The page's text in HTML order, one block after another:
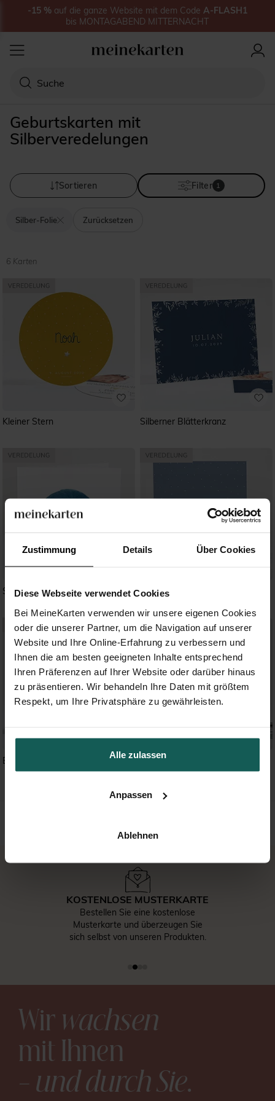
Zustimmung Details Über Cookies
Diese Webseite verwendet Cookies
Bei MeineKarten verwenden wir unsere eigenen Cookies
oder die unserer Partner, um die Navigation auf unserer
Website und Ihre Online-Erfahrung zu verbessern und
Ihnen die am besten geeigneten Inhalte entsprechend
Ihren Präferenzen auf Ihrer Website oder darüber hinaus
zu präsentieren. Wir behandeln Ihre Daten mit größtem
Respekt, um Ihre Privatsphäre zu gewährleisten.
Alle zulassen
Anpassen
Ablehnen
Geburtskarten mit
Silberveredelungen
Sortieren Filter 1
Silber-Folie Zurücksetzen
6 Karten
Kleiner Stern Silberner Blätterkranz
Silber und Aquarell Silberstern
Edel & schlicht Polaroid Graugrün
KOSTENLOSE MUSTERKARTE
Bestellen Sie eine kostenlose
Musterkarte und überzeugen Sie
sich selbst von unseren Produkten.
Wirwachsen
mit Ihnen
– und durch Sie.
-15 % auf die ganze Website mit dem Code A-FLASH1
bis MONTAGABEND MITTERNACHT